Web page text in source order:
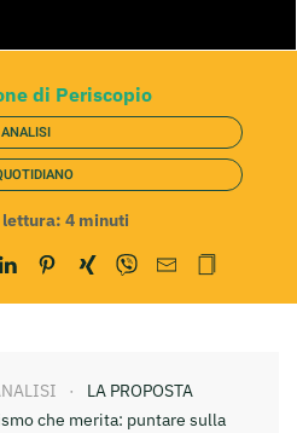
di Periscopio
ANALISI
lettura: 4 minuti
LA PROPOSTA
che merita: puntare sulla